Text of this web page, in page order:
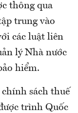
thông qua
trung vào
các luật liên
lý Nhà nước
hiểm.
sách thuế
trình Quốc